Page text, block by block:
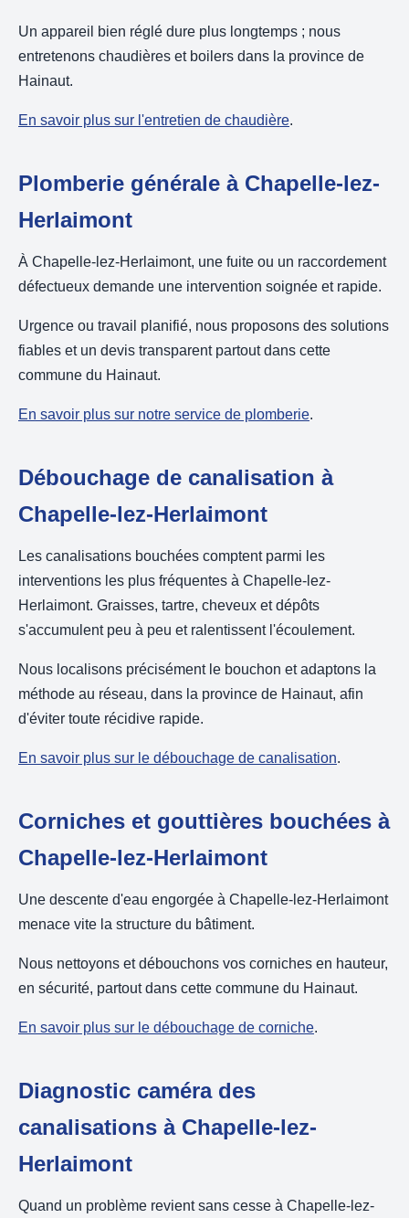
Un appareil bien réglé dure plus longtemps ; nous
entretenons chaudières et boilers dans la province de
Hainaut.
En savoir plus sur l'entretien de chaudière.
Plomberie générale à Chapelle-lez-
Herlaimont
À Chapelle-lez-Herlaimont, une fuite ou un raccordement
défectueux demande une intervention soignée et rapide.
Urgence ou travail planifié, nous proposons des solutions
fiables et un devis transparent partout dans cette
commune du Hainaut.
En savoir plus sur notre service de plomberie.
Débouchage de canalisation à
Chapelle-lez-Herlaimont
Les canalisations bouchées comptent parmi les
interventions les plus fréquentes à Chapelle-lez-
Herlaimont. Graisses, tartre, cheveux et dépôts
s'accumulent peu à peu et ralentissent l'écoulement.
Nous localisons précisément le bouchon et adaptons la
méthode au réseau, dans la province de Hainaut, afin
d'éviter toute récidive rapide.
En savoir plus sur le débouchage de canalisation.
Corniches et gouttières bouchées à
Chapelle-lez-Herlaimont
Une descente d'eau engorgée à Chapelle-lez-Herlaimont
menace vite la structure du bâtiment.
Nous nettoyons et débouchons vos corniches en hauteur,
en sécurité, partout dans cette commune du Hainaut.
En savoir plus sur le débouchage de corniche.
Diagnostic caméra des
canalisations à Chapelle-lez-
Herlaimont
Quand un problème revient sans cesse à Chapelle-lez-